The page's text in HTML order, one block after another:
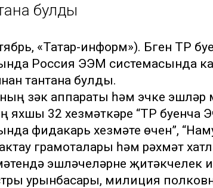
булды
«Татар-информ»). Бүген ТР
Россия ЭЭМ системасында
тантана булды.
үзәк аппараты һәм эчке
яхшы 32 хезмәткәре “ТР буенча
фидакарь хезмәте өчен”,
грамоталары һәм рәхмәт
эшләүчеләрне җитәкчелек
урынбасары, милиция